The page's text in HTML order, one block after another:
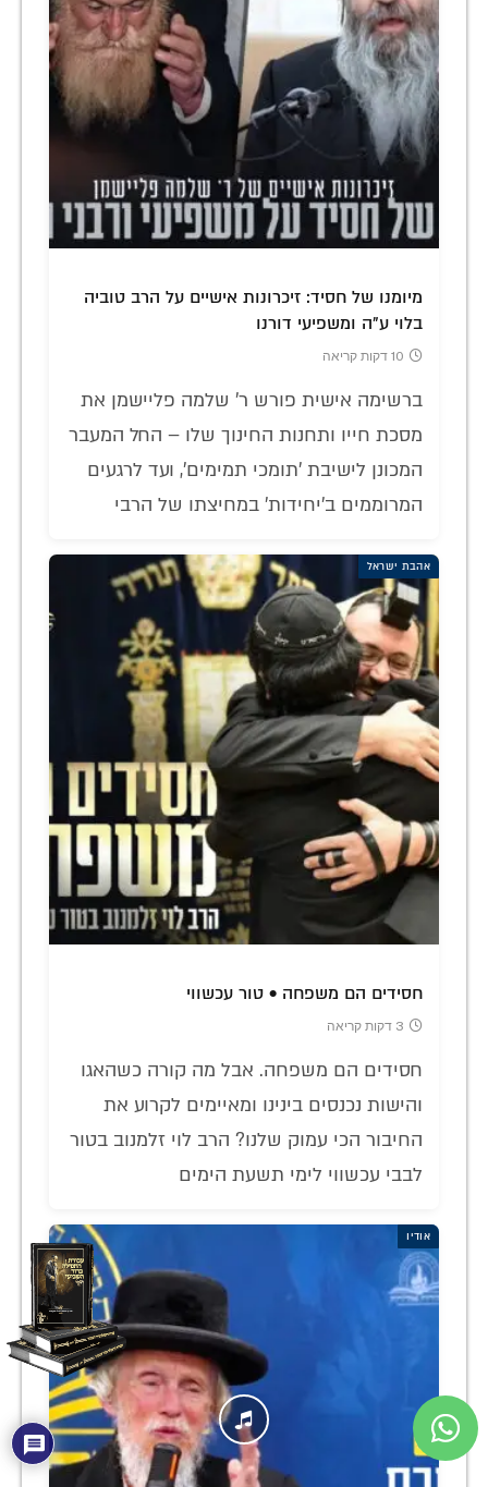
מיומנו של חסיד: זיכרונות אישיים על הרב טוביה
בלוי ע"ה ומשפיעי דורנו
10 דקות קריאה
ברשימה אישית פורש ר' שלמה פליישמן את
מסכת חייו ותחנות החינוך שלו – החל המעבר
המכונן לישיבת 'תומכי תמימים', ועד לרגעים
המרוממים ב'יחידות' במחיצתו של הרבי
אהבת ישראל
חסידים הם משפחה • טור עכשווי
3 דקות קריאה
חסידים הם משפחה. אבל מה קורה כשהאגו
והישות נכנסים בינינו ומאיימים לקרוע את
החיבור הכי עמוק שלנו? הרב לוי זלמנוב בטור
לבבי עכשווי לימי תשעת הימים
אודיו